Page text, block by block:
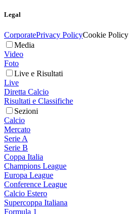
Legal
CorporatePrivacy PolicyCookie Policy
Media
Video
Foto
Live e Risultati
Live
Diretta Calcio
Risultati e Classifiche
Sezioni
Calcio
Mercato
Serie A
Serie B
Coppa Italia
Champions League
Europa League
Conference League
Calcio Estero
Supercoppa Italiana
Formula 1